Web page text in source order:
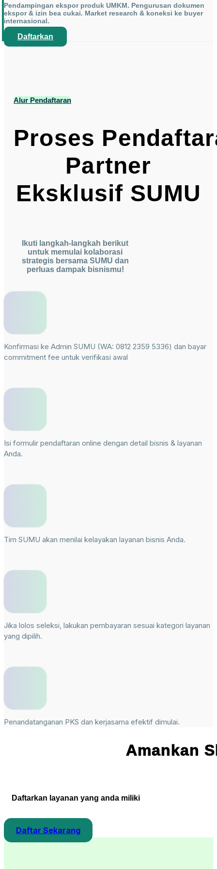
Pendampingan ekspor produk UMKM. Pengurusan dokumen
ekspor & izin bea cukai. Market research & koneksi ke buyer
internasional.
Daftarkan
Alur Pendaftaran
Proses
Partner
Eksklusif SUMU
Ikuti langkah-langkah berikut
untuk memulai kolaborasi
strategis bersama SUMU dan
perluas dampak bisnismu!
Konfirmasi ke Admin SUMU (WA: 0812 2359 5336) dan bayar
commitment fee untuk verifikasi awal
Isi formulir pendaftaran online dengan detail bisnis & layanan
Anda.
Tim SUMU akan menilai kelayakan layanan bisnis Anda.
Jika lolos seleksi, lakukan pembayaran sesuai kategori layanan
yang dipilih.
Penandatanganan PKS dan kerjasama efektif dimulai.
Amankan
Daftarkan layanan yang anda miliki
Daftar Sekarang